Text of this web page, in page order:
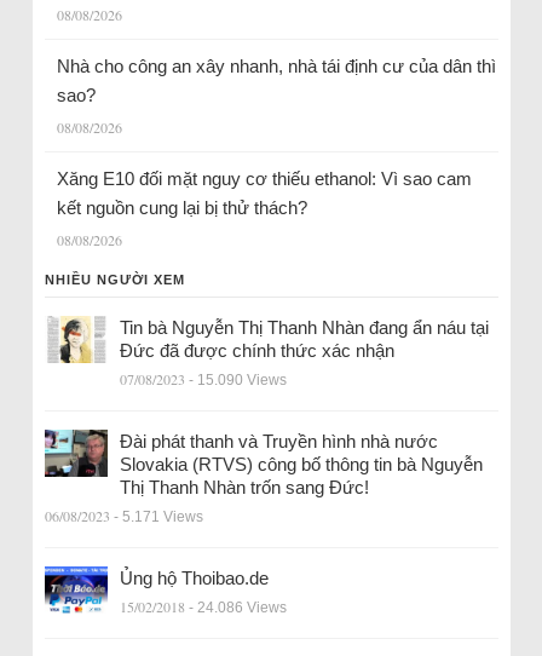
08/08/2026
Nhà cho công an xây nhanh, nhà tái định cư của dân thì
sao?
08/08/2026
Xăng E10 đối mặt nguy cơ thiếu ethanol: Vì sao cam
kết nguồn cung lại bị thử thách?
08/08/2026
NHIỀU NGƯỜI XEM
Tin bà Nguyễn Thị Thanh Nhàn đang ẩn náu tại
Đức đã được chính thức xác nhận
07/08/2023 - 15.090 Views
Đài phát thanh và Truyền hình nhà nước
Slovakia (RTVS) công bố thông tin bà Nguyễn
Thị Thanh Nhàn trốn sang Đức!
06/08/2023 - 5.171 Views
Ủng hộ Thoibao.de
15/02/2018 - 24.086 Views